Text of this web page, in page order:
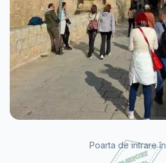
Poarta de intrare